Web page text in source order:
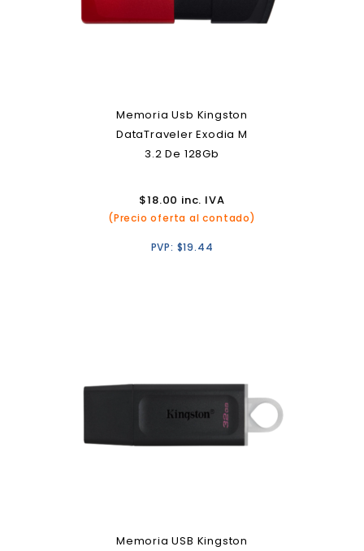
Memoria Usb Kingston
DataTraveler Exodia M
3.2 De 128Gb
$18.00 inc. IVA
(Precio oferta al contado)
PVP: $19.44
Memoria USB Kingston